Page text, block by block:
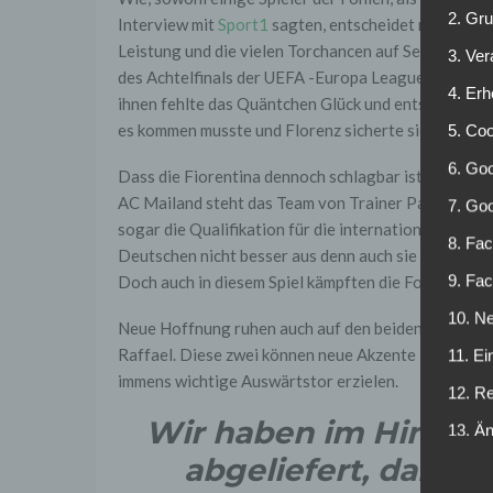
Interview mit Sport1 sagten, entscheidet nicht nur
Leistung und die vielen Torchancen auf Seiten der
des Achtelfinals der UEFA -Europa League.
ihnen fehlte das Quäntchen Glück und
es kommen musste und Florenz sicherte sich die
Dass die Fiorentina dennoch schlagbar ist zeigte
AC Mailand steht das Team von Trainer Paulo
sogar die Qualifikation für die internationalen
Deutschen nicht besser aus denn auch sie verloren
Doch auch in diesem Spiel kämpften die Fohlen bis
Neue Hoffnung ruhen auch auf den beiden
Raffael. Diese zwei können neue Akzente im
immens wichtige Auswärtstor erzielen.
Wir haben im
abgeliefert, daran
2.
3.
4.
5.
6.
7.
8.
9.
10.
11.
12.
13.